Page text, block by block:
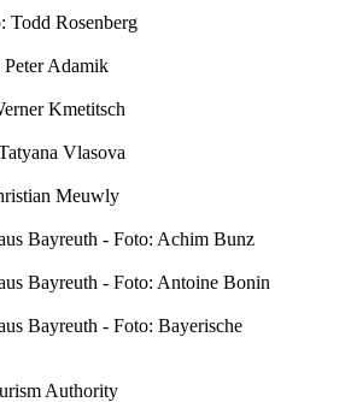
Todd Rosenberg
Adamik
Kmetitsch
Vlasova
Meuwly
Bayreuth - Foto: Achim Bunz
Bayreuth - Foto: Antoine Bonin
Bayreuth - Foto: Bayerische
Authority